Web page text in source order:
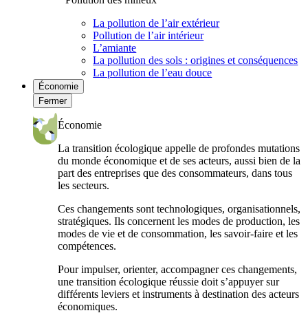
La pollution de l’air extérieur
Pollution de l’air intérieur
L’amiante
La pollution des sols : origines et conséquences
La pollution de l’eau douce
Économie
Fermer
Économie
La transition écologique appelle de profondes mutations
du monde économique et de ses acteurs, aussi bien de la
part des entreprises que des consommateurs, dans tous
les secteurs.
Ces changements sont technologiques, organisationnels,
stratégiques. Ils concernent les modes de production, les
modes de vie et de consommation, les savoir-faire et les
compétences.
Pour impulser, orienter, accompagner ces changements,
une transition écologique réussie doit s’appuyer sur
différents leviers et instruments à destination des acteurs
économiques.